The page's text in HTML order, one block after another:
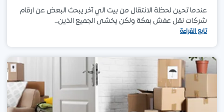
عندما تحين لحظة الانتقال من بيت الي آخر يبحث البعض عن ارقام
شركات نقل عفش بمكة ولكن يخشى الجميع الذين…
تابع القراءة